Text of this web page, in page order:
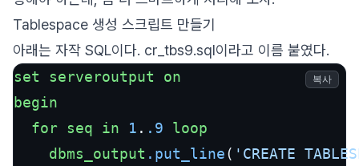
Tablespace 생성 스크립트 만들기
아래는 자작 SQL이다. cr_tbs9.sql이라고 이름 붙였다.
set
serveroutput
on
begin
for seq in 1 . .9
loop
dbms_output .put_line( 'CREATE
복사